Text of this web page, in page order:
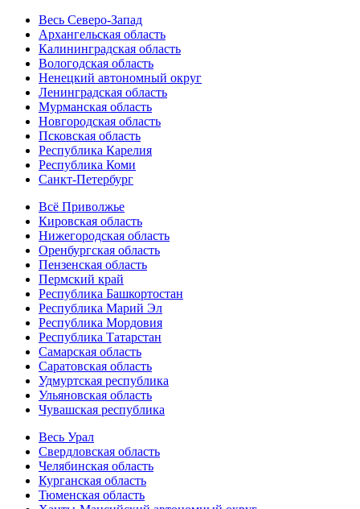
Весь Северо-Запад
Архангельская область
Калининградская область
Вологодская область
Ненецкий автономный округ
Ленинградская область
Мурманская область
Новгородская область
Псковская область
Республика Карелия
Республика Коми
Санкт-Петербург
Всё Приволжье
Кировская область
Нижегородская область
Оренбургская область
Пензенская область
Пермский край
Республика Башкортостан
Республика Марий Эл
Республика Мордовия
Республика Татарстан
Самарская область
Саратовская область
Удмуртская республика
Ульяновская область
Чувашская республика
Весь Урал
Свердловская область
Челябинская область
Курганская область
Тюменская область